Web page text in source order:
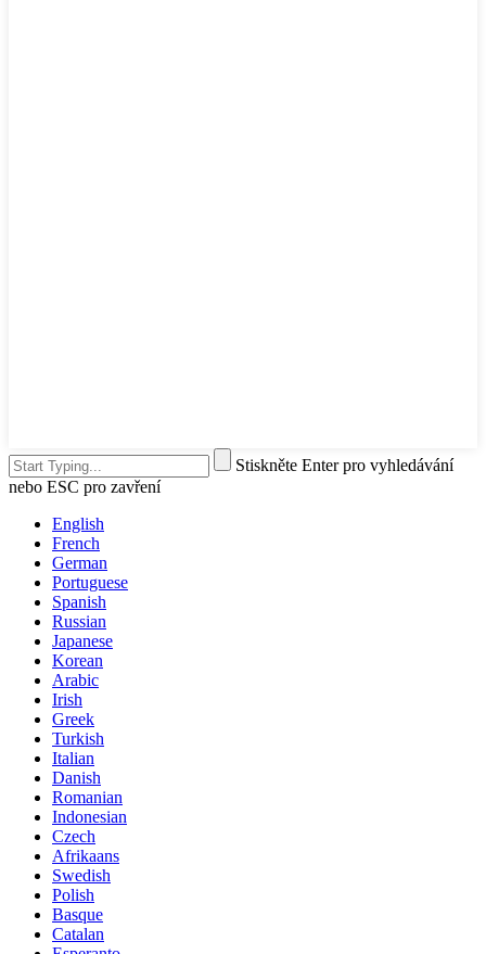
Stiskněte Enter pro vyhledávání
nebo ESC pro zavření
English
French
German
Portuguese
Spanish
Russian
Japanese
Korean
Arabic
Irish
Greek
Turkish
Italian
Danish
Romanian
Indonesian
Czech
Afrikaans
Swedish
Polish
Basque
Catalan